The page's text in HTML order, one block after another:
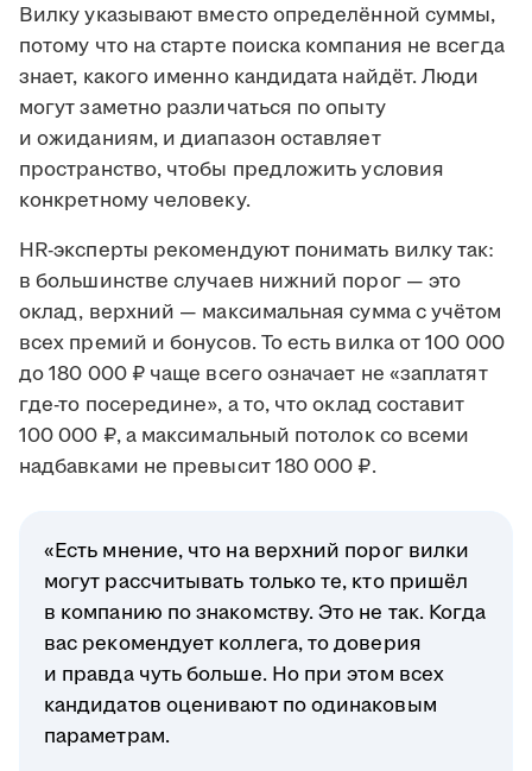
Вилку указывают вместо определённой суммы,
потому что на старте поиска компания не всегда
знает, какого именно кандидата найдёт. Люди
могут заметно различаться по опыту
и ожиданиям, и диапазон оставляет
пространство, чтобы предложить условия
конкретному человеку.
HR-эксперты рекомендуют понимать вилку так:
в большинстве случаев нижний порог — это
оклад, верхний — максимальная сумма с учётом
всех премий и бонусов. То есть вилка от 100 000
до 180 000 ₽ чаще всего означает не «заплатят
где-то посередине», а то, что оклад составит
100 000 ₽, а максимальный потолок со всеми
надбавками не превысит 180 000 ₽.
«Есть мнение, что на верхний порог вилки
могут рассчитывать только те, кто пришёл
в компанию по знакомству. Это не так. Когда
вас рекомендует коллега, то доверия
и правда чуть больше. Но при этом всех
кандидатов оценивают по одинаковым
параметрам.